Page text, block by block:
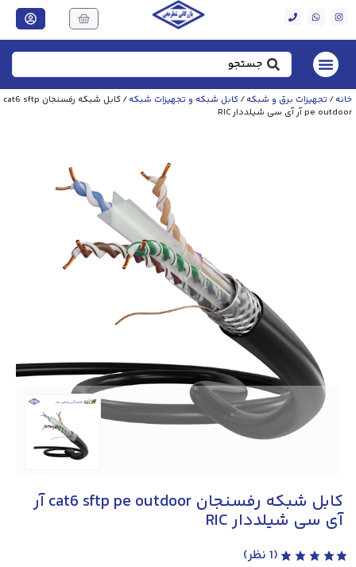
خانه/تجهیزات برق و شبکه/کابل شبکه و تجهیزات شبکه
/ کابل شبکه رفسنجان cat6 sftp
pe outdoor آر آی سی شیلددار RIC
کابل شبکه رفسنجان cat6 sftp pe outdoor آر
آی سی شیلددار RIC
(
1 نظر)